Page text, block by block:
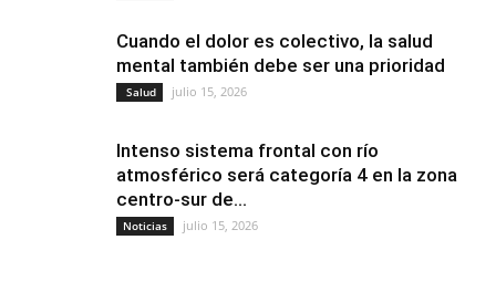
Cuando el dolor es colectivo, la salud
mental también debe ser una prioridad
Salud julio 15, 2026
Intenso sistema frontal con río
atmosférico será categoría 4 en la zona
centro-sur de...
Noticias julio 15, 2026